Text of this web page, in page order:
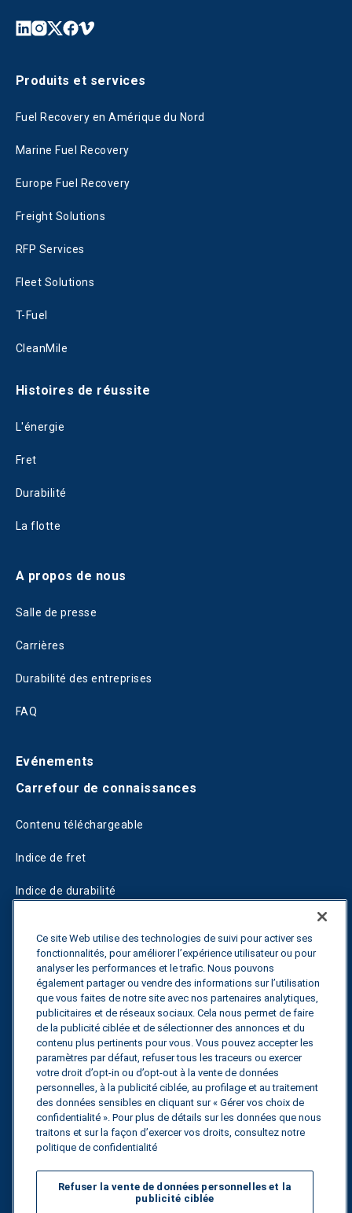
Produits et services
Fuel Recovery en Amérique du Nord
Marine Fuel Recovery
Europe Fuel Recovery
Freight Solutions
RFP Services
Fleet Solutions
T-Fuel
CleanMile
Histoires de réussite
L'énergie
Fret
Durabilité
La flotte
A propos de nous
Salle de presse
Carrières
Durabilité des entreprises
FAQ
Evénements
Carrefour de connaissances
Contenu téléchargeable
Indice de fret
Indice de durabilité
Guides
Fuel Savings Calculator
Calculateur d'optimisation des transports
Suivi des tarifs
Contactez nous
Tous droits réservés.
Politique de
confidentialité
Ce site Web utilise des technologies de suivi pour activer ses
fonctionnalités, pour améliorer l’expérience utilisateur ou pour
analyser les performances et le trafic. Nous pouvons
également partager ou vendre des informations sur l’utilisation
que vous faites de notre site avec nos partenaires analytiques,
publicitaires et de réseaux sociaux. Cela nous permet de faire
de la publicité ciblée et de sélectionner des annonces et du
contenu plus pertinents pour vous. Vous pouvez accepter les
paramètres par défaut, refuser tous les traceurs ou exercer
votre droit d’opt-in ou d’opt-out à la vente de données
personnelles, à la publicité ciblée, au profilage et au traitement
des données sensibles en cliquant sur « Gérer vos choix de
confidentialité ». Pour plus de détails sur les données que nous
traitons et sur la façon d’exercer vos droits, consultez notre
politique de confidentialité
Refuser la vente de données personnelles et la
publicité ciblée